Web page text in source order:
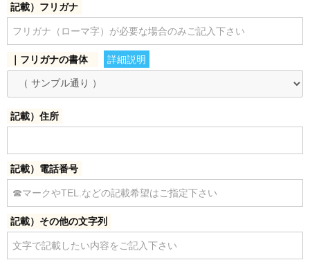
記載）フリガナ
｜フリガナの書体 詳細説明
記載）住所
記載）電話番号
記載）その他の文字列